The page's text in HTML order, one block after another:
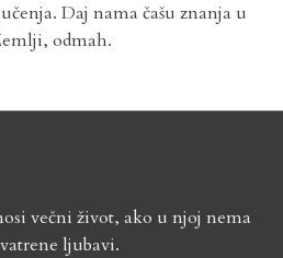
Daj nama čašu znanja u
odmah.
večni život, ako u njoj nema
ljubavi.